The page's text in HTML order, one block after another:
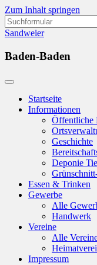
Zum Inhalt springen
Suchen
nach:
Sandweier
Baden-Baden
Startseite
Informationen
Öffentliche
Geschichte
Deponie
Essen & Trinken
Gewerbe
Alle
Handwerk
Vereine
Alle
Impressum